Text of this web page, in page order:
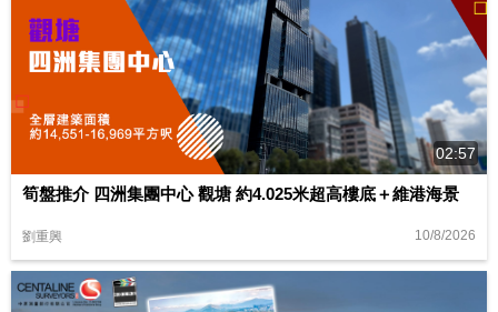
02:57
筍盤推介 四洲集團中心 觀塘 約4.025米超高樓底＋維港海景
劉重興 10/8/2026